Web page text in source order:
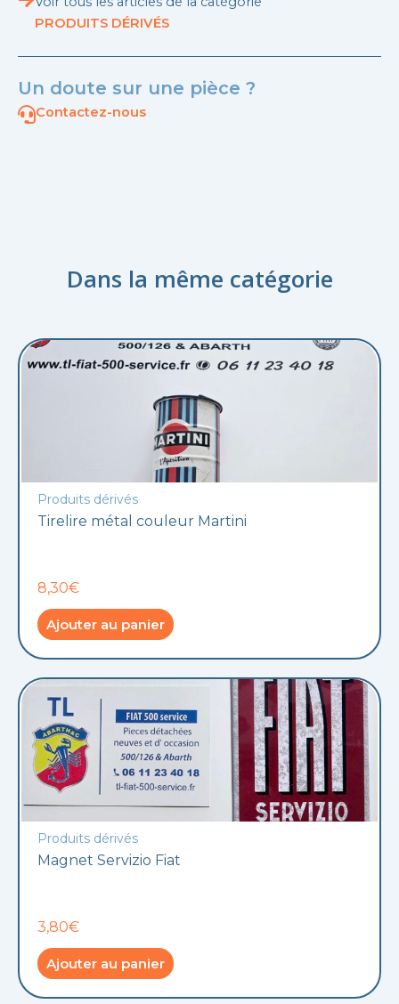
PRODUITS DÉRIVÉS
Un doute sur une pièce ?
Contactez-nous
Dans la même catégorie
Produits dérivés
Tirelire métal couleur Martini
8,30€
Ajouter au panier
Produits dérivés
Magnet Servizio Fiat
3,80€
Ajouter au panier